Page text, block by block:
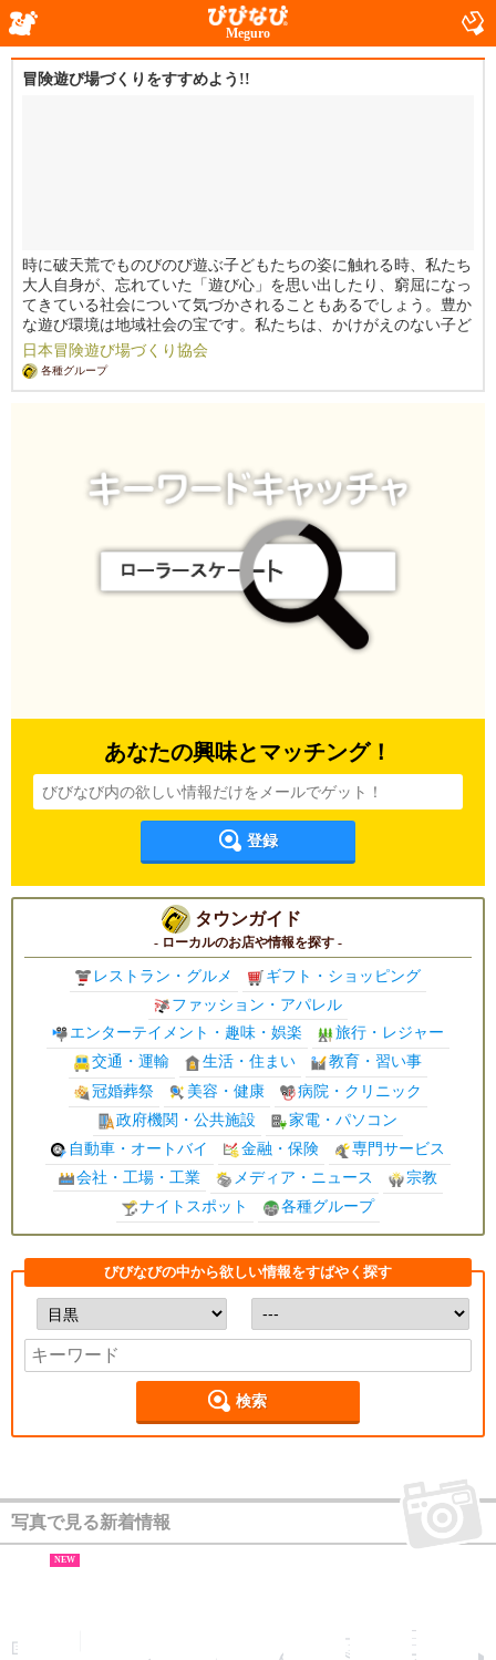
Meguro
冒険遊び場づくりをすすめよう!!
時に破天荒でものびのび遊ぶ子どもたちの姿に触れる時、私たち
大人自身が、忘れていた「遊び心」を思い出したり、窮屈になっ
てきている社会について気づかされることもあるでしょう。豊か
な遊び環境は地域社会の宝です。私たちは、かけがえのない子ど
も時代を過ごすより多くの子どもたちが、自分の責任で自由に遊
び、育っていくことを支える社会の実現のために、ここに特定非
日本冒険遊び場づくり協会
各種グループ
あなたの興味とマッチング！
登録
タウンガイド
- ローカルのお店や情報を探す -
レストラン・グルメ
ギフト・ショッピング
ファッション・アパレル
エンターテイメント・趣味・娯楽
旅行・レジャー
交通・運輸
生活・住まい
教育・習い事
冠婚葬祭
美容・健康
病院・クリニック
政府機関・公共施設
家電・パソコン
自動車・オートバイ
金融・保険
専門サービス
会社・工場・工業
メディア・ニュース
宗教
ナイトスポット
各種グループ
びびなびの中から欲しい情報をすばやく探す
検索
写真で見る新着情報
NEW